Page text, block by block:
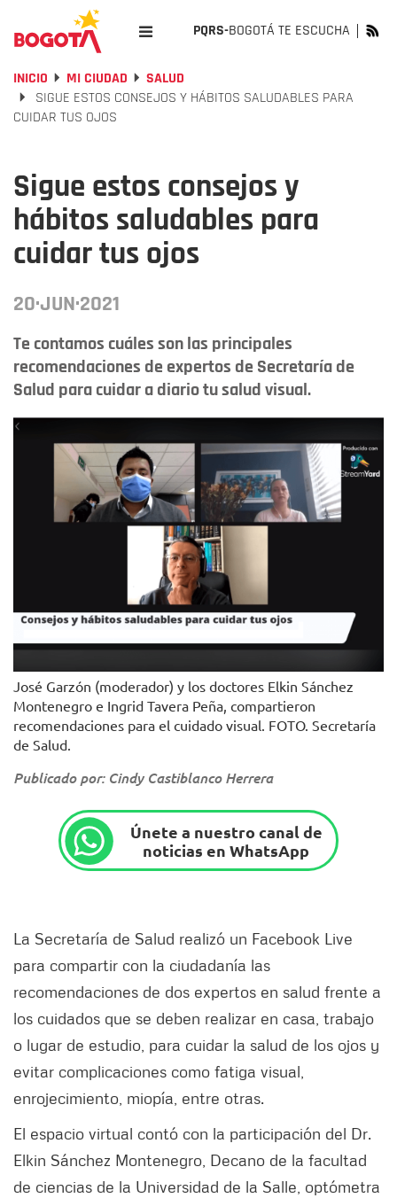
PQRS-BOGOTÁ TE ESCUCHA
INICIO MI CIUDAD
SALUD
SIGUE ESTOS CONSEJOS Y HÁBITOS SALUDABLES PARA
CUIDAR TUS OJOS
Sigue estos consejos y
hábitos saludables para
cuidar tus ojos
20·JUN·2021
Te contamos cuáles son las principales
recomendaciones de expertos de Secretaría de
Salud para cuidar a diario tu salud visual.
José Garzón (moderador) y los doctores Elkin Sánchez
Montenegro e Ingrid Tavera Peña, compartieron
recomendaciones para el cuidado visual. FOTO. Secretaría
de Salud.
Publicado por: Cindy Castiblanco Herrera
Únete a nuestro canal de
noticias en WhatsApp
La Secretaría de Salud realizó un Facebook Live
para compartir con la ciudadanía las
recomendaciones de dos expertos en salud frente a
los cuidados que se deben realizar en casa, trabajo
o lugar de estudio, para cuidar la salud de los ojos y
evitar complicaciones como fatiga visual,
enrojecimiento, miopía, entre otras.
El espacio virtual contó con la participación del Dr.
Elkin Sánchez Montenegro, Decano de la facultad
de ciencias de la Universidad de la Salle, optómetra